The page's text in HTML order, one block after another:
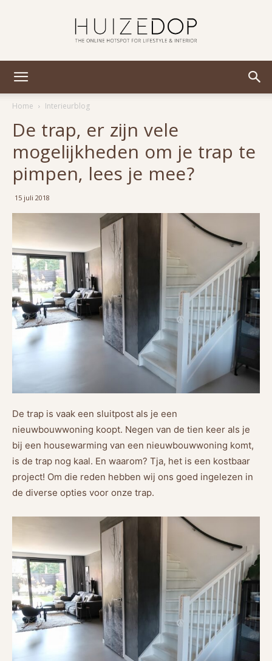
Home
Interieurblog
De trap, er zijn vele
mogelijkheden om je trap te
pimpen, lees je mee?
15 juli 2018
De trap is vaak een sluitpost als je een
nieuwbouwwoning koopt. Negen van de tien keer als je
bij een housewarming van een nieuwbouwwoning komt,
is de trap nog kaal. En waarom? Tja, het is een kostbaar
project! Om die reden hebben wij ons goed ingelezen in
de diverse opties voor onze trap.